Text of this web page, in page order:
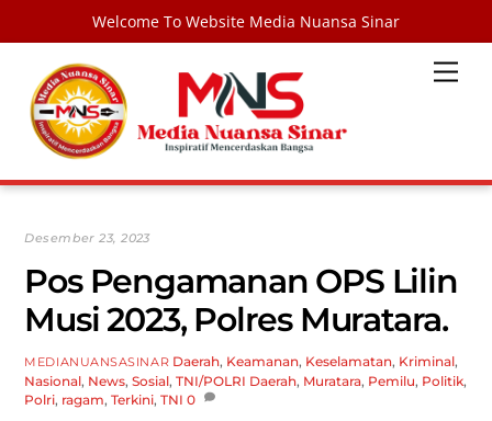
Welcome To Website Media Nuansa Sinar
content
Desember 23, 2023
Pos Pengamanan OPS Lilin
Musi 2023, Polres Muratara.
MEDIANUANSASINAR Daerah, Keamanan, Keselamatan, Kriminal,
Nasional, News,Sosial,TNI/POLRI Daerah, Muratara, Pemilu, Politik,
Polri, ragam,Terkini,TNI 0